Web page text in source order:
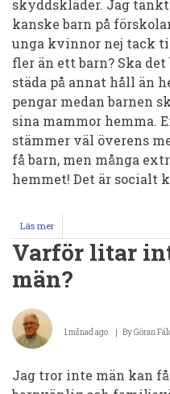
skyddskläder. Jag
kanske barn på
unga kvinnor nej tack
fler än ett barn? Ska
städa på annat håll än
pengar medan barnen
sina mammor hemma.
stämmer väl överens
få barn, men många
hemmet! Det är socialt
Läs mer
Barnbristens
samhällskostnad
Varför litar
män?
1 månad ago ByGöran
Jag tror inte män kan